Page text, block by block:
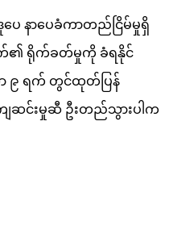
ေ နာပေခံကာတည်ငြိမ်မှုရှိ
က်၏ ရိုက်ခတ်မှုကို ခံရနိုင်
၉ ရက် တွင်ထုတ်ပြန်
ျဆင်းမှုဆီ ဦးတည်သွားပါက